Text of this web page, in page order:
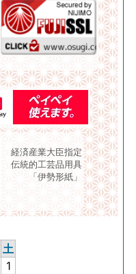
経済産業大臣指定
伝統的工芸品用具
「伊勢形紙」
土
1